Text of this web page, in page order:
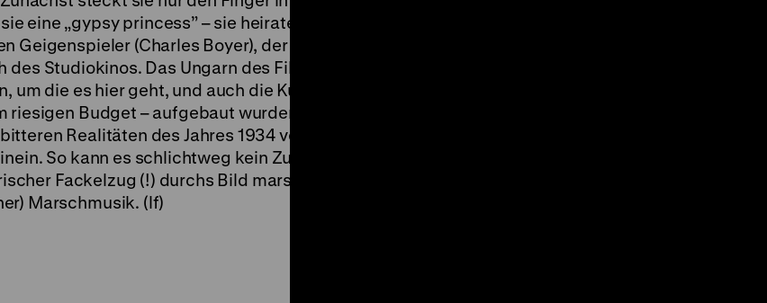
eine „gypsy princess” – sie heiratet, halb aus
Geigenspieler (Charles Boyer), der vor ihrem
des Studiokinos. Das Ungarn des Films ist reine
um die es hier geht, und auch die Kulissen, die hier –
Budget – aufgebaut wurden, sind keine
Realitäten des Jahres 1934 verschanzt. Diese
So kann es schlichtweg kein Zufall sein, dass in
Fackelzug (!) durchs Bild marschiert, begleitet
Marschmusik. (lf)